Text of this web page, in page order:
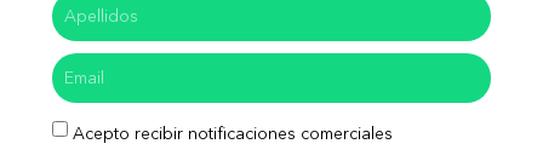
Acepto recibir notificaciones comerciales